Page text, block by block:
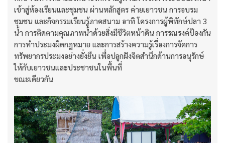
เข้าสู่ห้องเรียนและชุมชน ผ่านหลักสูตร ค่ายเยาวชน การอบรม
ชุมชน และกิจกรรมเรียนรู้ภาคสนาม อาทิ โครงการผู้พิทักษ์ปลา 3
น้ำ การติดตามคุณภาพน้ำด้วยสิ่งมีชีวิตหน้าดิน การรณรงค์ป้องกัน
การทำประมงผิดกฎหมาย และการสร้างความรู้เรื่องการจัดการ
ทรัพยากรประมงอย่างยั่งยืน เพื่อปลูกฝังจิตสำนึกด้านการอนุรักษ์
ให้กับเยาวชนและประชาชนในพื้นที่
ขณะเดียวกัน